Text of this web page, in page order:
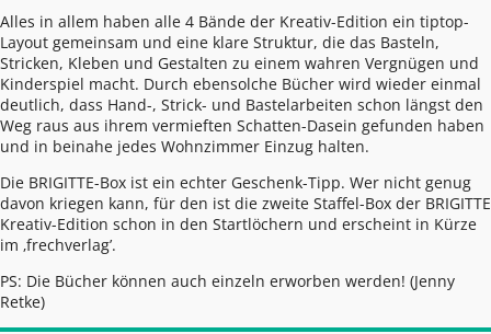
Alles in allem haben alle 4 Bände der Kreativ-Edition ein tiptop-
Layout gemeinsam und eine klare Struktur, die das Basteln,
Stricken, Kleben und Gestalten zu einem wahren Vergnügen und
Kinderspiel macht. Durch ebensolche Bücher wird wieder einmal
deutlich, dass Hand-, Strick- und Bastelarbeiten schon längst den
Weg raus aus ihrem vermieften Schatten-Dasein gefunden haben
und in beinahe jedes Wohnzimmer Einzug halten.
Die BRIGITTE-Box ist ein echter Geschenk-Tipp. Wer nicht genug
davon kriegen kann, für den ist die zweite Staffel-Box der BRIGITTE
Kreativ-Edition schon in den Startlöchern und erscheint in Kürze
im ‚frechverlag’.
PS: Die Bücher können auch einzeln erworben werden! (Jenny
Retke)